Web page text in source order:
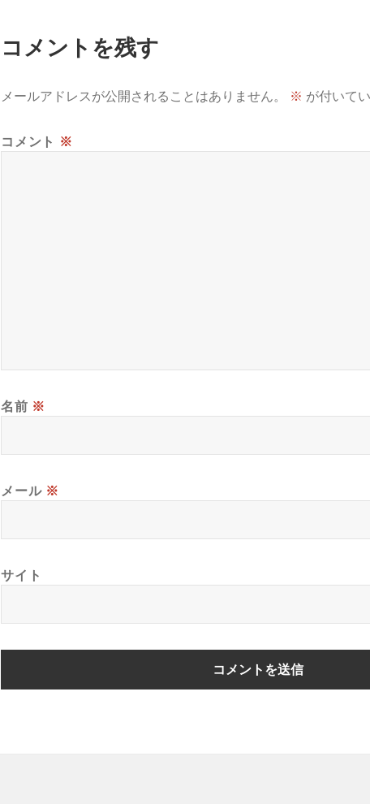
コメントを残す
メールアドレスが公開されることはありません。 ※ が付いて
コメント ※
名前 ※
メール ※
サイト